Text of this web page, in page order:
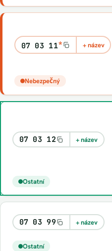
07 03 11* + název
Nebezpečný
07 03 12 + název
Ostatní
07 03 99 + název
Ostatní